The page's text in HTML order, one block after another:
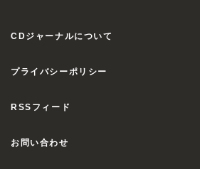
CDジャーナルについて
プライバシーポリシー
RSSフィード
お問い合わせ